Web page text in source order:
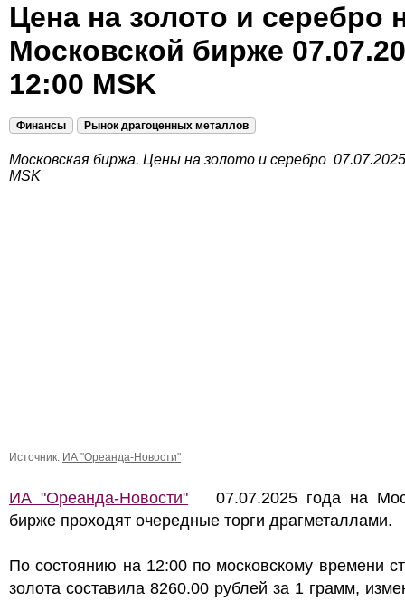
Цена на золото и серебро
Московской бирже
12:00 MSK
Финансы Рынок драгоценных металлов
Московская биржа. Цены на золото и серебро
MSK
Источник: ИА "Ореанда-Новости"
ИА "Ореанда-Новости" 07.07.2025 года на
бирже проходят очередные торги драгметаллами.
По состоянию на 12:00 по московскому времени
золота составила 8260.00 рублей за 1 грамм,